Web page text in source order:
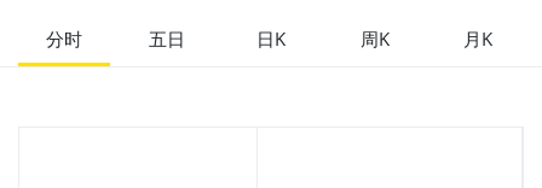
52周最高
29.47 市盈率
16.25
股息
分时 五日 日K 周K 月K